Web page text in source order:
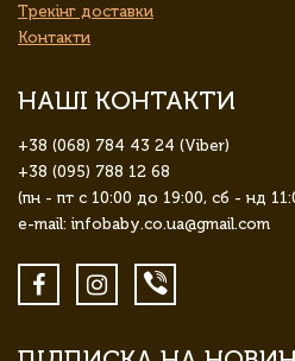
Трекінг доставки
Контакти
НАШІ КОНТАКТИ
+38 (068) 784 43 24 (Viber)
+38 (095) 788 12 68
(пн - пт с 10:00 до 19:00, сб - нд
e-mail: infobaby.co.ua@gmail.com